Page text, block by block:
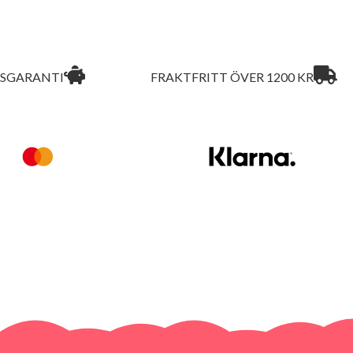
FRAKTFRITT ÖVER 1200 KR